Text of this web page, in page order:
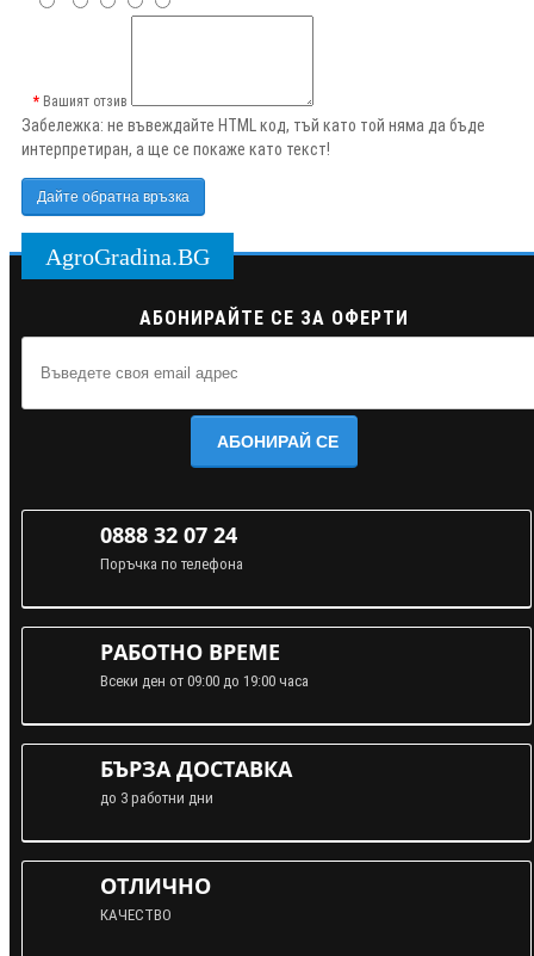
Вашият отзив
Забележка: не въвеждайте HTML код, тъй като той няма да бъде
интерпретиран, а ще се покаже като текст!
Дайте обратна връзка
AgroGradina.BG
АБОНИРАЙТЕ СЕ ЗА ОФЕРТИ
АБОНИРАЙ СЕ
0888 32 07 24
Поръчка по телефона
РАБОТНО ВРЕМЕ
Всеки ден от 09:00 до 19:00 часа
БЪРЗА ДОСТАВКА
до 3 работни дни
ОТЛИЧНО
КАЧЕСТВО